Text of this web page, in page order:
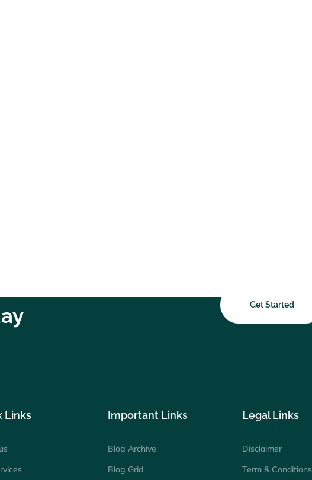
Get Started
Links Important Links
Blog Archive
Blog Grid
Legal Links
Disclaimer
Term & Conditions